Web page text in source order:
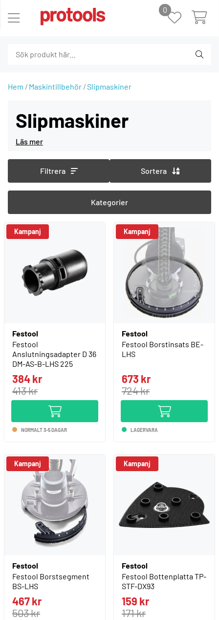
0
Hem Maskintillbehör Slipmaskiner
Slipmaskiner
Filtrera Sortera
Kategorier
Kampanj
Festool
Festool
Anslutningsadapter D 36
DM-AS-B-LHS 225
384 kr
413 kr
NORMALT 3-5 DAGAR
Kampanj
Festool
Festool Borstinsats BE-
LHS
673 kr
724 kr
LAGERVARA
Kampanj
Festool
Festool Borstsegment
BS-LHS
467 kr
503 kr
Kampanj
Festool
Festool Bottenplatta TP-
STF-DX93
159 kr
171 kr